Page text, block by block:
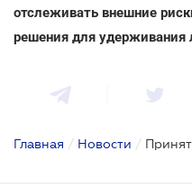
отслеживать внешние
решения для удерживания
Главная / Новости /